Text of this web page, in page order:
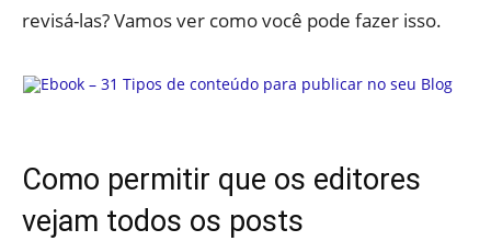
revisá-las? Vamos ver como você pode fazer isso.
Como permitir que os editores
vejam todos os posts